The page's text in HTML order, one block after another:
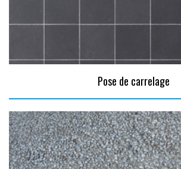
Pose de carrelage